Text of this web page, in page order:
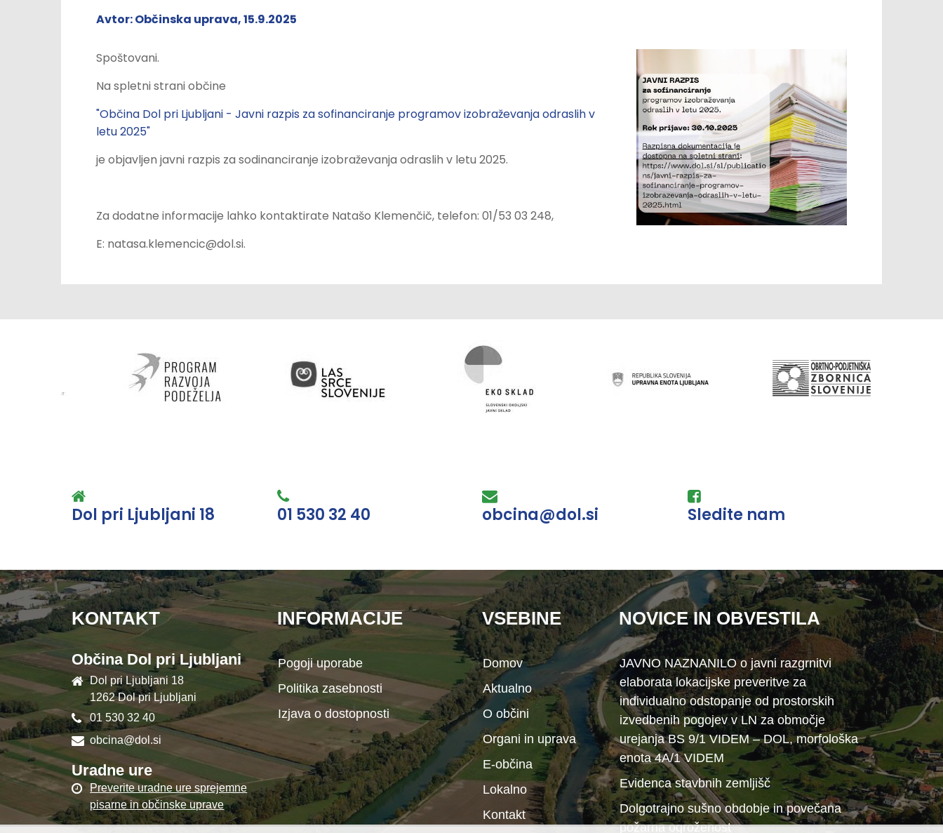
Avtor: Občinska uprava, 15.9.2025
Spoštovani.
Na spletni strani občine
"Občina Dol pri Ljubljani - Javni razpis za sofinanciranje programov izobraževanja odraslih v
letu 2025"
je objavljen javni razpis za sodinanciranje izobraževanja odraslih v letu 2025.
Za dodatne informacije lahko kontaktirate Natašo Klemenčič, telefon: 01/53 03 248,
E: natasa.klemencic@dol.si.
Dol pri Ljubljani 18 01 530 32 40 obcina@dol.si Sledite nam
KONTAKT
Občina Dol pri Ljubljani
Dol pri Ljubljani 18
1262 Dol pri Ljubljani
01 530 32 40
obcina@dol.si
Uradne ure
Preverite uradne ure sprejemne
pisarne in občinske uprave
INFORMACIJE
Pogoji uporabe
Politika zasebnosti
Izjava o dostopnosti
VSEBINE
Domov
Aktualno
O občini
Organi in uprava
E-občina
Lokalno
Kontakt
NOVICE IN OBVESTILA
JAVNO NAZNANILO o javni razgrnitvi
elaborata lokacijske preveritve za
individualno odstopanje od prostorskih
izvedbenih pogojev v LN za območje
urejanja BS 9/1 VIDEM – DOL, morfološka
enota 4A/1 VIDEM
Evidenca stavbnih zemljišč
Dolgotrajno sušno obdobje in povečana
požarna ogroženost